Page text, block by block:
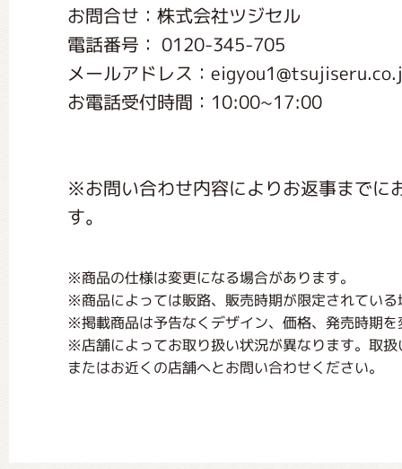
お問合せ：株式会社ツジセル
電話番号： 0120-345-705
メールアドレス：
お電話受付時間：10:00~17:00
※お問い合わせ内容によりお返事までに
す。
※商品の仕様は変更になる場合があります。
※商品によっては販路、販売時期が限定されてい
※掲載商品は予告なくデザイン、価格、発売時期
※店舗によってお取り扱い状況が異なります。取
またはお近くの店舗へとお問い合わせください。